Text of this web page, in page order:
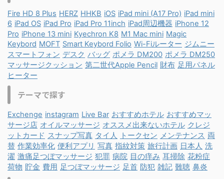
Fire HD 8 Plus HERZ HHKB iOS iPad mini (A17 Pro) iPad mini
6 iPad OS iPad Pro iPad Pro 11inch iPad周辺機器 iPhone 12
Pro iPhone 13 mini Kyechron K8 M1 Mac mini Magic
Keybord MOFT Smart Keybord Folio Wi-Fiルーター ジムニー
スマートフォン デスク バッグ ポメラ DM200 ポメラ DM250
マッサージクッション 第二世代Apple Pencil 財布 足用パネル
ヒーター
テーマで探す
Exchenge instagram Live Bar おすすめホテル おすすめマッ
サージ店 オイルマッサージ オススメ出来ないホテル クレジ
ットカード スナップ写真 タイ人 トークセン メンテナンス 両
替 作業効率化 便利アプリ 写真 指紋対策 旅行計画 日本人 洗
濯 激痛足つぼマッサージ 犯罪 病院 目の痒み 耳掃除 花粉症
荷物 貯金 費用 足つぼマッサージ 足首 防犯 雑記 難聴 鼻炎